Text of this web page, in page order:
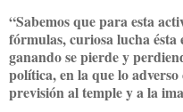
“Sabemos que para esta
fórmulas, curiosa lucha ésta
ganando se pierde y
política, en la que lo
previsión al temple y a la